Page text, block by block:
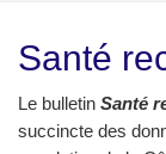
Santé
Le bulletin Santé
succincte des